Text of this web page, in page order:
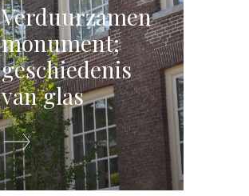
Verduurzamen
monument;
geschiedenis
van glas